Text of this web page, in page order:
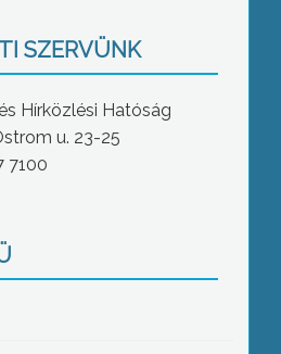
SZERVÜNK
Hírközlési Hatóság
u. 23-25
7100